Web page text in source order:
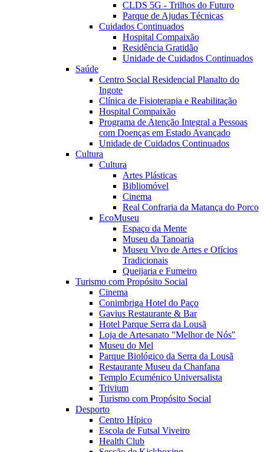
CLDS 5G - Trilhos do Futuro
Parque de Ajudas Técnicas
Cuidados Continuados
Hospital Compaixão
Residência Gratidão
Unidade de Cuidados Continuados
Saúde
Centro Social Residencial Planalto do
Ingote
Clínica de Fisioterapia e Reabilitação
Hospital Compaixão
Programa de Atenção Integral a Pessoas
com Doenças em Estado Avançado
Unidade de Cuidados Continuados
Cultura
Cultura
Artes Plásticas
Bibliomóvel
Cinema
Real Confraria da Matança do Porco
EcoMuseu
Espaço da Mente
Museu da Tanoaria
Museu Vivo de Artes e Ofícios
Tradicionais
Queijaria e Fumeiro
Turismo com Propósito Social
Cinema
Conimbriga Hotel do Paço
Gavius Restaurante & Bar
Hotel Parque Serra da Lousã
Loja de Artesanato "Melhor de Nós"
Museu do Mel
Parque Biológico da Serra da Lousã
Restaurante Museu da Chanfana
Templo Ecuménico Universalista
Trivium
Turismo com Propósito Social
Desporto
Centro Hípico
Escola de Futsal Viveiro
Health Club